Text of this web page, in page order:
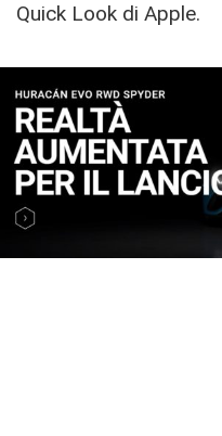
Quick Look di Apple.